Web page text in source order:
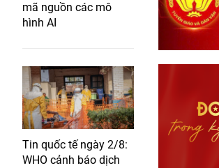
mã nguồn các mô
hình AI
Tin quốc tế ngày 2/8:
WHO cảnh báo dịch